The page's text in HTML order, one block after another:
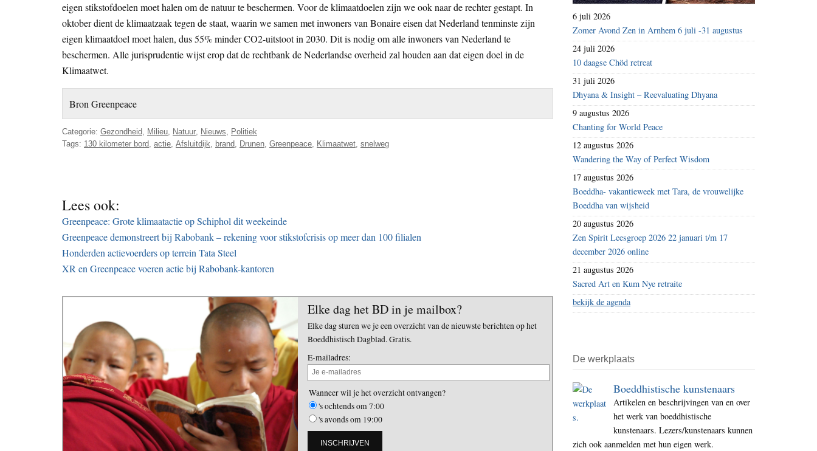
eigen stikstofdoelen moet halen om de natuur te beschermen. Voor de klimaatdoelen zijn we ook naar de rechter gestapt. In
oktober dient de klimaatzaak tegen de staat, waarin we samen met inwoners van Bonaire eisen dat Nederland tenminste zijn
eigen klimaatdoel moet halen, dus 55% minder CO2-uitstoot in 2030. Dit is nodig om alle inwoners van Nederland te
beschermen. Alle jurisprudentie wijst erop dat de rechtbank de Nederlandse overheid zal houden aan dat eigen doel in de
Klimaatwet.
Bron Greenpeace
Categorie: Gezondheid Milieu Natuur Nieuws
Politiek
Tags: 130 kilometer bord actie Afsluitdijk brand Drunen Greenpeace Klimaatwet snelweg
Lees ook:
Greenpeace: Grote klimaatactie op Schiphol dit weekeinde
Greenpeace demonstreert bij Rabobank – rekening voor stikstofcrisis op meer dan 100 filialen
Honderden actievoerders op terrein Tata Steel
XR en Greenpeace voeren actie bij Rabobank-kantoren
Elke dag het BD in je mailbox?
Elke dag sturen we je een overzicht van de nieuwste berichten op het
Boeddhistisch Dagblad. Gratis.
E-mailadres:
Wanneer wil je het overzicht ontvangen?
's ochtends om 7:00
's avonds om 19:00
6 juli 2026
Zomer Avond Zen in Arnhem 6 juli -31 augustus
24 juli 2026
10 daagse Chöd retreat
31 juli 2026
Dhyana & Insight – Reevaluating Dhyana
9 augustus 2026
Chanting for World Peace
12 augustus 2026
Wandering the Way of Perfect Wisdom
17 augustus 2026
Boeddha- vakantieweek met Tara, de vrouwelijke
Boeddha van wijsheid
20 augustus 2026
Zen Spirit Leesgroep 2026 22 januari t/m 17
december 2026 online
21 augustus 2026
Sacred Art en Kum Nye retraite
bekijk de agenda
De werkplaats
Boeddhistische kunstenaars
Artikelen en beschrijvingen van en over
het werk van boeddhistische
kunstenaars. Lezers/kunstenaars kunnen
zich ook aanmelden met hun eigen werk.